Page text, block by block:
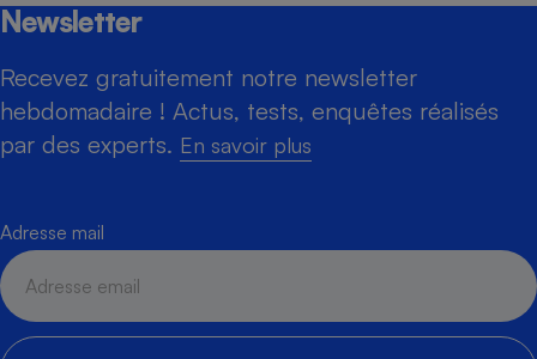
Newsletter
Recevez gratuitement notre newsletter
hebdomadaire ! Actus, tests, enquêtes réalisés
par des experts. En savoir plus
Adresse mail